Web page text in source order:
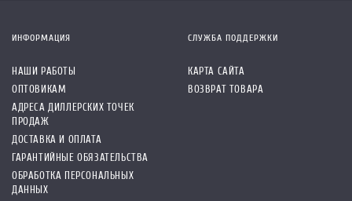
ИНФОРМАЦИЯ
НАШИ РАБОТЫ
ОПТОВИКАМ
АДРЕСА ДИЛЛЕРСКИХ ТОЧЕК
ПРОДАЖ
ДОСТАВКА И ОПЛАТА
ГАРАНТИЙНЫЕ ОБЯЗАТЕЛЬСТВА
ОБРАБОТКА ПЕРСОНАЛЬНЫХ
ДАННЫХ
СЛУЖБА ПОДДЕРЖКИ
КАРТА САЙТА
ВОЗВРАТ ТОВАРА